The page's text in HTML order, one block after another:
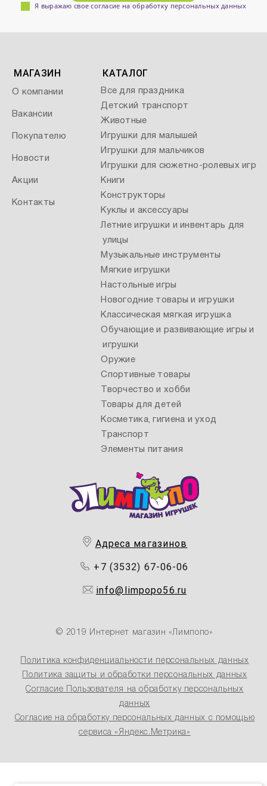
Я выражаю свое согласие на обработку персональных данных
Адреса магазинов
+7 (3532) 67-06-06
info@limpopo56.ru
© 2019 Интернет магазин «Лимпопо»
Политика конфиденциальности персональных данных
Политика защиты и обработки персональных данных
Согласие Пользователя на обработку персональных
данных
Согласие на обработку персональных данных с помощью
сервиса «Яндекс.Метрика»
МАГАЗИН
О компании
Вакансии
Покупателю
Новости
Акции
Контакты
КАТАЛОГ
Все для праздника
Детский транспорт
Животные
Игрушки для малышей
Игрушки для мальчиков
Игрушки для сюжетно-ролевых игр
Книги
Конструкторы
Куклы и аксессуары
Летние игрушки и инвентарь для
улицы
Музыкальные инструменты
Мягкие игрушки
Настольные игры
Новогодние товары и игрушки
Классическая мягкая игрушка
Обучающие и развивающие игры и
игрушки
Оружие
Спортивные товары
Творчество и хобби
Товары для детей
Косметика, гигиена и уход
Транспорт
Элементы питания